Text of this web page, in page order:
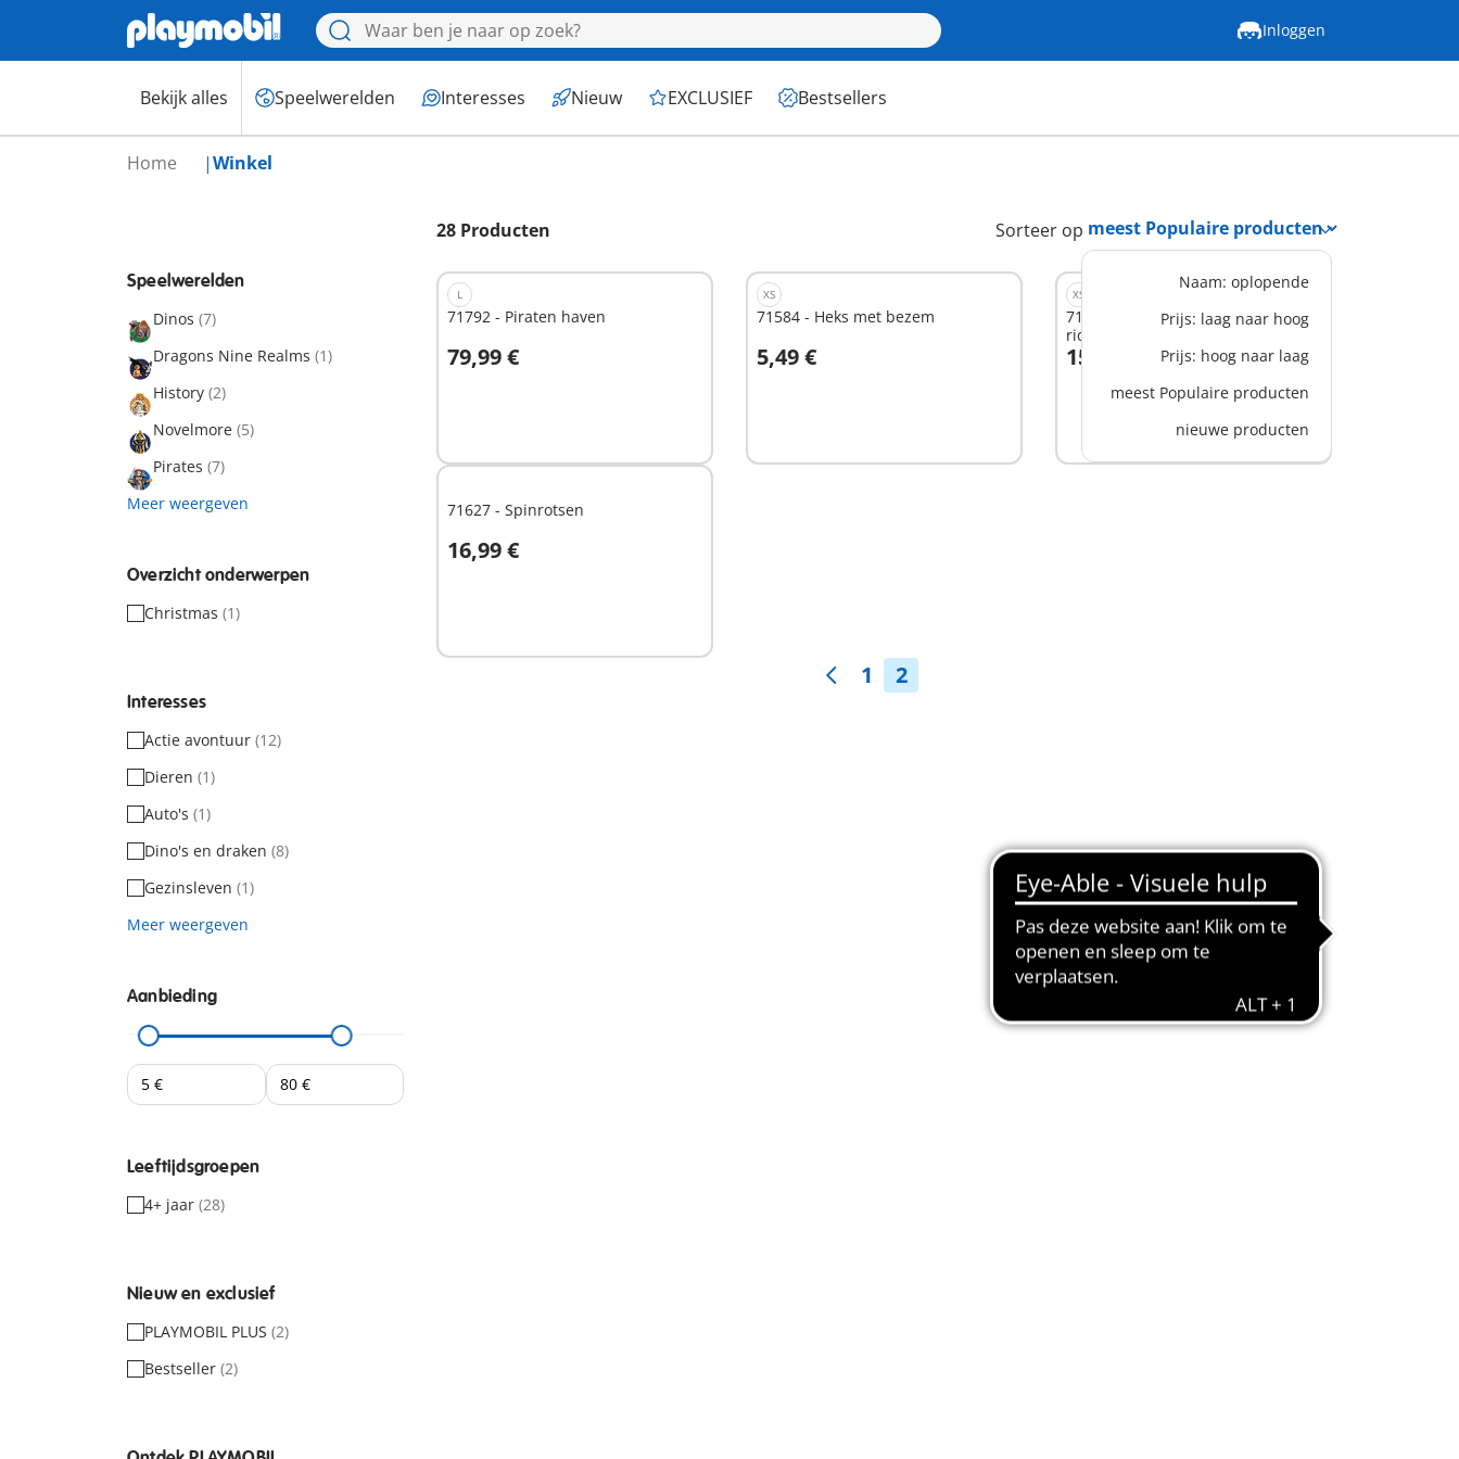
Inloggen
Bekijk alles Speelwerelden Interesses Nieuw EXCLUSIEF Bestsellers
Home Winkel
28 Producten Sorteer op
Naam: oplopende
Prijs: laag naar hoog
Prijs: hoog naar laag
meest Populaire producten
nieuwe producten
Speelwerelden
Dinos (7)
Dragons Nine Realms (1)
History (2)
Novelmore (5)
Pirates (7)
Meer weergeven
Overzicht onderwerpen
Christmas (1)
Interesses
Actie avontuur (12)
Dieren (1)
Auto's (1)
Dino's en draken (8)
Gezinsleven (1)
Meer weergeven
Aanbieding
Leeftijdsgroepen
4+ jaar (28)
Nieuw en exclusief
PLAYMOBIL PLUS (2)
Bestseller (2)
L
71792 - Piraten haven
79,99 €
In winkelwagen
XS
71584 - Heks met bezem
5,49 €
XS
71797 - Spook en Novelmore
ridder
15,99 €
71627 - Spinrotsen
16,99 €
1 2